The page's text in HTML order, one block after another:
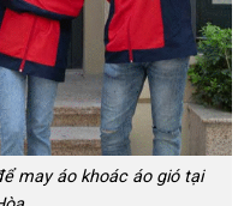
may áo khoác áo gió tại